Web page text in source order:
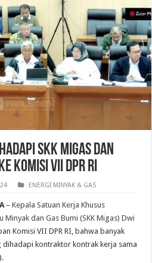
SKK Migas dan
Komisi VII DPR RI
ENERGI MINYAK & GAS
–Kepala Satuan Kerja Khusus
Minyak dan Gas Bumi (SKK Migas) Dwi
Komisi VII DPR RI, bahwa banyak
dihadapi kontraktor kontrak kerja sama